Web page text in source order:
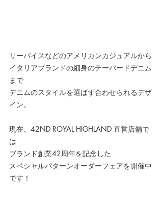
リーバイスなどのアメリカンカジュアルから
イタリアブランドの細身のテーパードデニム
まで
デニムのスタイルを選ばず合わせられるデザ
イン。
現在、42ND ROYAL HIGHLAND 直営店舗で
は
ブランド創業42周年を記念した
スペシャルパターンオーダーフェアを開催中
です！